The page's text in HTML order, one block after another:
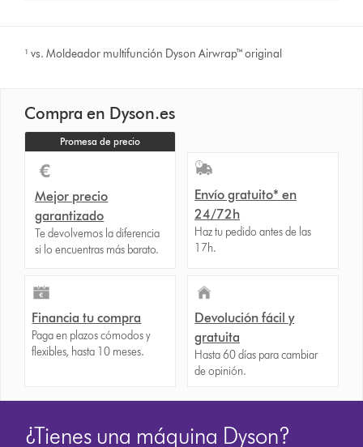
¹ vs. Moldeador multifunción Dyson Airwrap™ original
Compra en Dyson.es
Promesa de precio
Mejor precio
garantizado
Te devolvemos la diferencia
si lo encuentras más barato.
Envío gratuito* en
24/72h
Haz tu pedido antes de las
17h.
Financia tu compra
Paga en plazos cómodos y
flexibles, hasta 10 meses.
Devolución fácil y
gratuita
Hasta 60 días para cambiar
de opinión.
¿Tienes una máquina Dyson?